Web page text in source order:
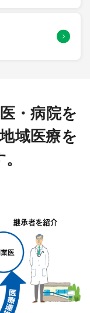
・病院を
域医療を